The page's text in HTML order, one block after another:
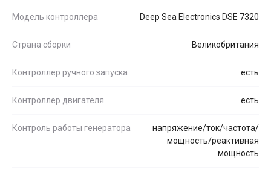
Модель контроллера Deep Sea Electronics DSE 7320
Страна сборки Великобритания
Контроллер ручного запуска есть
Контроллер двигателя есть
Контроль работы генератора
напряжение/ток/частота/
мощность/реактивная
мощность